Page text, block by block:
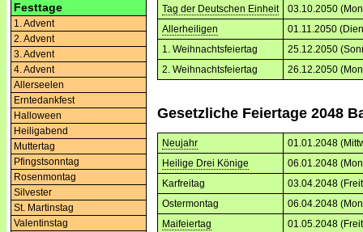
Festtage
1. Advent
2. Advent
3. Advent
4. Advent
Allerseelen
Erntedankfest
Halloween
Heiligabend
Muttertag
Pfingstsonntag
Rosenmontag
Silvester
St. Martinstag
Valentinstag
Tag der Deutschen Einheit
03.10.2050
Allerheiligen
01.11.2050
1. Weihnachtsfeiertag
25.12.2050
2. Weihnachtsfeiertag
26.12.2050
Gesetzliche Feiertage 2048
Neujahr
01.01.2048
Heilige Drei Könige
06.01.2048
Karfreitag
03.04.2048
Ostermontag
06.04.2048
Maifeiertag
01.05.2048